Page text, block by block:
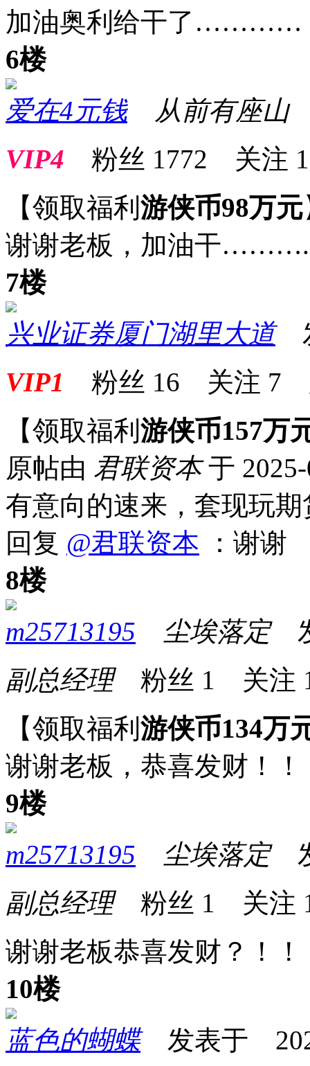
加油奥利给干了…………
6楼
爱在4元钱
从前有座山
VIP4 粉丝 1772 关注
【领取福利 游侠币98万元
谢谢老板，加油干……….
7楼
兴业证券厦门湖里大道
VIP1 粉丝 16 关注 7
【领取福利 游侠币157万
原帖由 君联资本于
有意向的速来，套现玩
回复 @君联资本 ：谢谢
8楼
m25713195
尘埃落定发
副总经理粉丝 1 关注
【领取福利 游侠币134万
谢谢老板，恭喜发财！！
9楼
m25713195
尘埃落定发
副总经理粉丝 1 关注
谢谢老板恭喜发财？！！
10楼
蓝色的蝴蝶发表于